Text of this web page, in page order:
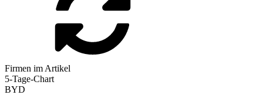
Firmen im Artikel
5-Tage-Chart
BYD